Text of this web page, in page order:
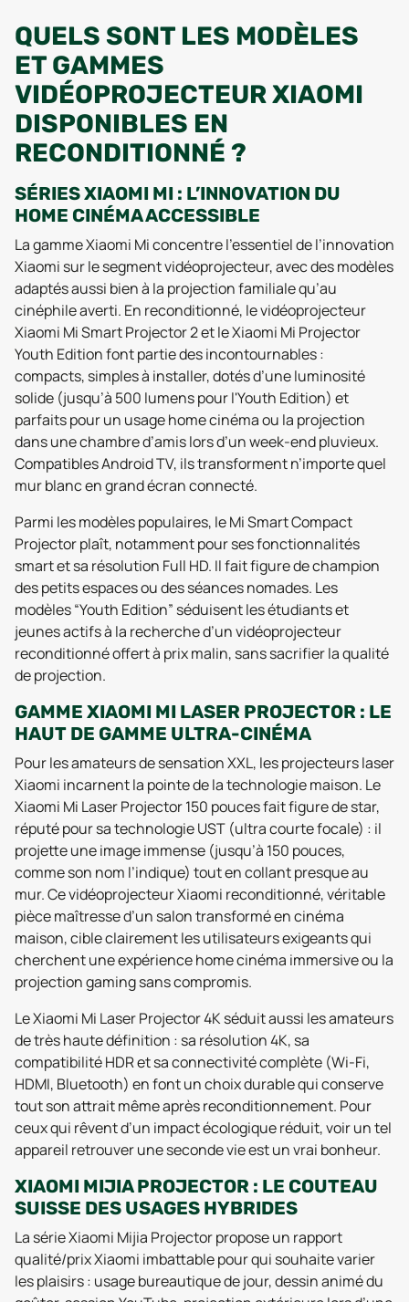
QUELS SONT LES MODÈLES
ET GAMMES
VIDÉOPROJECTEUR XIAOMI
DISPONIBLES EN
RECONDITIONNÉ ?
SÉRIES XIAOMI MI : L’INNOVATION DU
HOME CINÉMA ACCESSIBLE
La gamme Xiaomi Mi concentre l’essentiel de l’innovation
Xiaomi sur le segment vidéoprojecteur, avec des modèles
adaptés aussi bien à la projection familiale qu’au
cinéphile averti. En reconditionné, le vidéoprojecteur
Xiaomi Mi Smart Projector 2 et le Xiaomi Mi Projector
Youth Edition font partie des incontournables :
compacts, simples à installer, dotés d’une luminosité
solide (jusqu’à 500 lumens pour l'Youth Edition) et
parfaits pour un usage home cinéma ou la projection
dans une chambre d’amis lors d’un week-end pluvieux.
Compatibles Android TV, ils transforment n’importe quel
mur blanc en grand écran connecté.
Parmi les modèles populaires, le Mi Smart Compact
Projector plaît, notamment pour ses fonctionnalités
smart et sa résolution Full HD. Il fait figure de champion
des petits espaces ou des séances nomades. Les
modèles “Youth Edition” séduisent les étudiants et
jeunes actifs à la recherche d’un vidéoprojecteur
reconditionné offert à prix malin, sans sacrifier la qualité
de projection.
GAMME XIAOMI MI LASER PROJECTOR : LE
HAUT DE GAMME ULTRA-CINÉMA
Pour les amateurs de sensation XXL, les projecteurs laser
Xiaomi incarnent la pointe de la technologie maison. Le
Xiaomi Mi Laser Projector 150 pouces fait figure de star,
réputé pour sa technologie UST (ultra courte focale) : il
projette une image immense (jusqu’à 150 pouces,
comme son nom l’indique) tout en collant presque au
mur. Ce vidéoprojecteur Xiaomi reconditionné, véritable
pièce maîtresse d’un salon transformé en cinéma
maison, cible clairement les utilisateurs exigeants qui
cherchent une expérience home cinéma immersive ou la
projection gaming sans compromis.
Le Xiaomi Mi Laser Projector 4K séduit aussi les amateurs
de très haute définition : sa résolution 4K, sa
compatibilité HDR et sa connectivité complète (Wi-Fi,
HDMI, Bluetooth) en font un choix durable qui conserve
tout son attrait même après reconditionnement. Pour
ceux qui rêvent d’un impact écologique réduit, voir un tel
appareil retrouver une seconde vie est un vrai bonheur.
XIAOMI MIJIA PROJECTOR : LE COUTEAU
SUISSE DES USAGES HYBRIDES
La série Xiaomi Mijia Projector propose un rapport
qualité/prix Xiaomi imbattable pour qui souhaite varier
les plaisirs : usage bureautique de jour, dessin animé du